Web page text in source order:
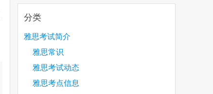
分类
雅思考试简介
雅思常识
雅思考试动态
雅思考点信息